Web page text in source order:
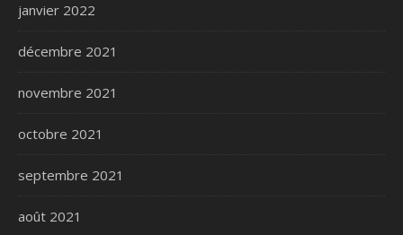
janvier 2022
décembre 2021
novembre 2021
octobre 2021
septembre 2021
août 2021